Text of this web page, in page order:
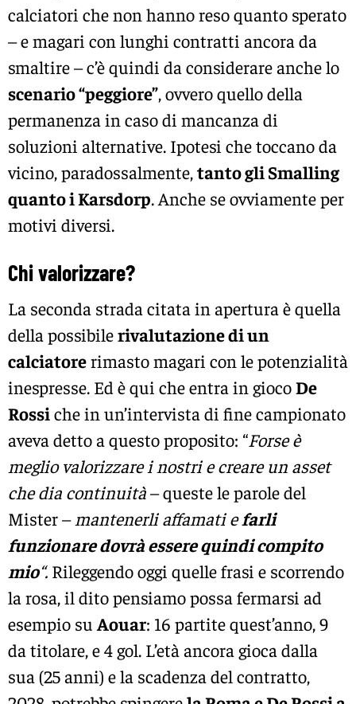
calciatori che non hanno reso quanto sperato
– e magari con lunghi contratti ancora da
smaltire – c’è quindi da considerare anche lo
scenario “peggiore”, ovvero quello della
permanenza in caso di mancanza di
soluzioni alternative. Ipotesi che toccano da
vicino, paradossalmente,tanto gli Smalling
quanto i Karsdorp. Anche se ovviamente per
motivi diversi.
Chi valorizzare?
La seconda strada citata in apertura è quella
della possibilerivalutazione di un
calciatorerimasto magari con le potenzialità
inespresse. Ed è qui che entra in giocoDe
Rossiche in un’intervista di fine campionato
aveva detto a questo proposito: “Forse è
meglio valorizzare i nostri e creare un asset
che dia continuità– queste le parole del
Mister – mantenerli affamati efarli
funzionare dovrà essere quindi compito
mio“. Rileggendo oggi quelle frasi e scorrendo
la rosa, il dito pensiamo possa fermarsi ad
esempio su Aouar: 16 partite quest’anno, 9
da titolare, e 4 gol. L’età ancora gioca dalla
sua (25 anni) e la scadenza del contratto,